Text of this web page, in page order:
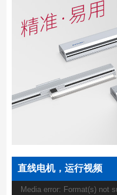
直线电机，运行视频
Media error: Format(s) not